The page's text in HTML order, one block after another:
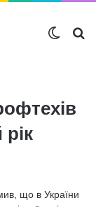
що в України